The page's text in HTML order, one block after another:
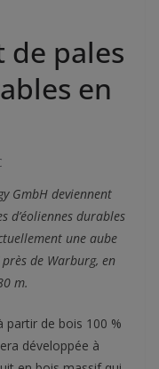
pales
en
GmbH deviennent
d’éoliennes durables
une aube
de Warburg, en
m.
partir de bois 100 %
développée à